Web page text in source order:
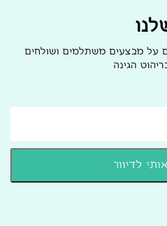
על מבצעים משתלמים ושולחים
הגינה